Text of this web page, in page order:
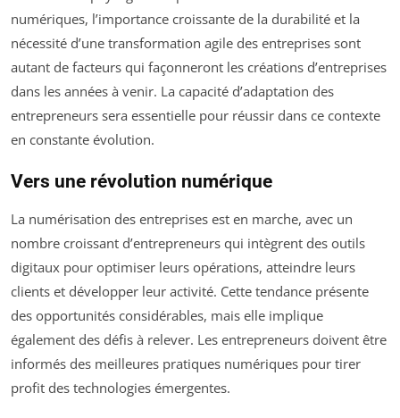
numériques, l’importance croissante de la durabilité et la
nécessité d’une transformation agile des entreprises sont
autant de facteurs qui façonneront les créations d’entreprises
dans les années à venir. La capacité d’adaptation des
entrepreneurs sera essentielle pour réussir dans ce contexte
en constante évolution.
Vers une révolution numérique
La numérisation des entreprises est en marche, avec un
nombre croissant d’entrepreneurs qui intègrent des outils
digitaux pour optimiser leurs opérations, atteindre leurs
clients et développer leur activité. Cette tendance présente
des opportunités considérables, mais elle implique
également des défis à relever. Les entrepreneurs doivent être
informés des meilleures pratiques numériques pour tirer
profit des technologies émergentes.